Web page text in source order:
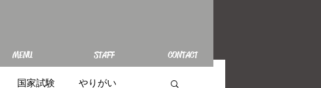
MENU STAFF CONTACT
国家試験 やりがい